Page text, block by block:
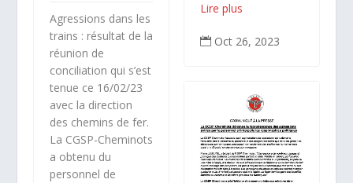
Lire plus
 Oct 26, 2023
Agressions dans les
trains : résultat de la
réunion de
conciliation qui s’est
tenue ce 16/02/23
avec la direction
des chemins de fer.
La CGSP-Cheminots
a obtenu du
personnel de